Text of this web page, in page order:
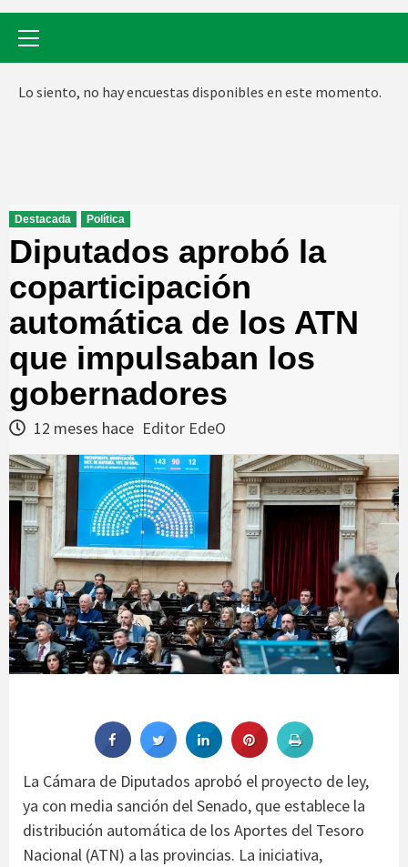
Lo siento, no hay encuestas disponibles en este momento.
Destacada Política
Diputados aprobó la
coparticipación
automática de los ATN
que impulsaban los
gobernadores
12 meses hace Editor EdeO
La Cámara de Diputados aprobó el proyecto de ley,
ya con media sanción del Senado, que establece la
distribución automática de los Aportes del Tesoro
Nacional (ATN) a las provincias. La iniciativa,